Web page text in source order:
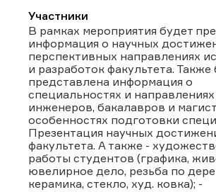
Участники
В рамках мероприятия будет
информация о научных
перспективных направлениях
и разработок факультета. Также
представлена информация о
специальностях и
инженеров, бакалавров и
особенностях подготовки
Презентация научных
факультета. А также -
работы студентов (графика,
ювелирное дело, резьба по
керамика, стекло, худ. ковка); -